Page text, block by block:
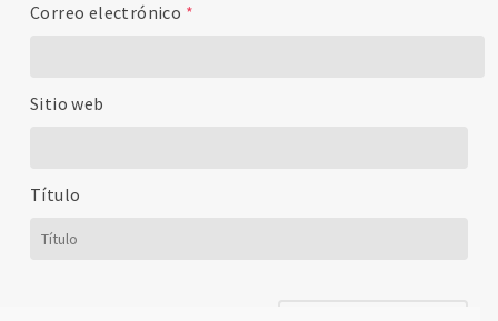
Correo electrónico *
Sitio web
Título